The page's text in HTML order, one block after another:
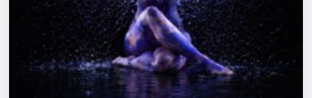
Города
Площадки